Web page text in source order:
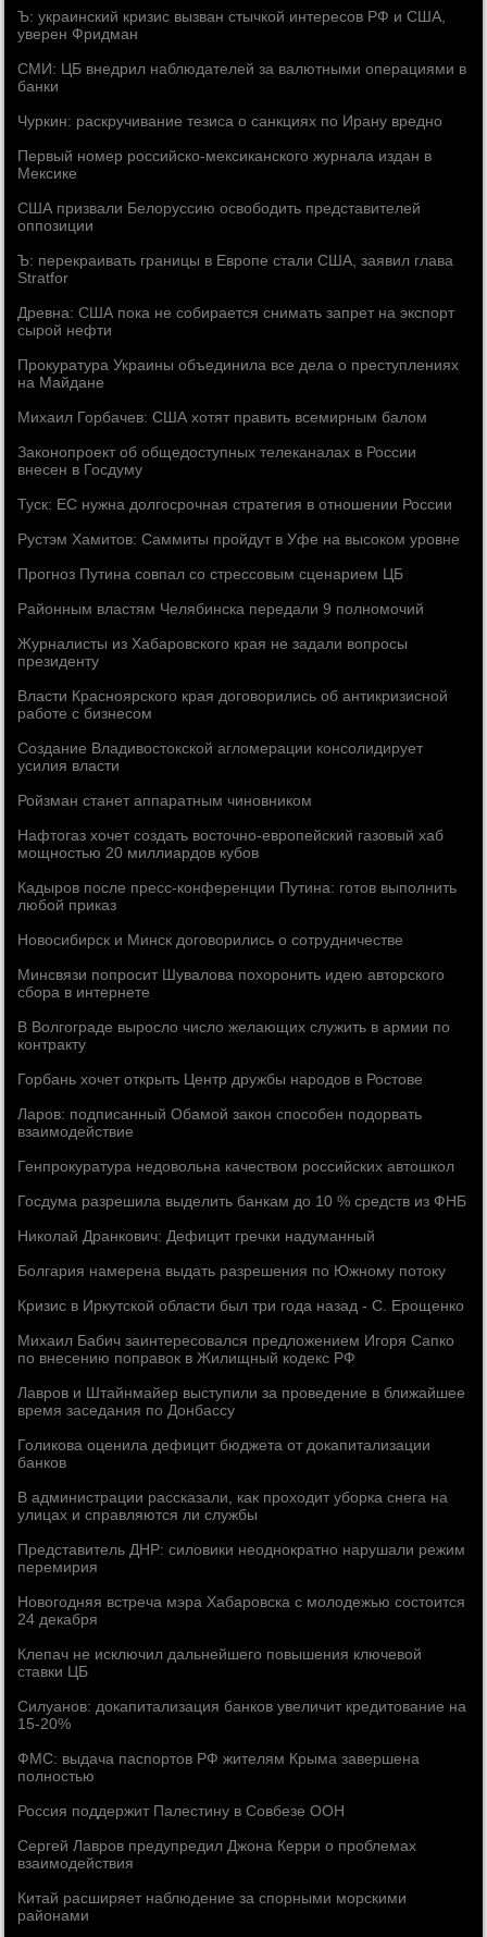
Ъ: украинский кризис вызван стычкой интересов РФ и США,
уверен Фридман
СМИ: ЦБ внедрил наблюдателей за валютными операциями в
банки
Чуркин: раскручивание тезиса о санкциях по Ирану вредно
Первый номер российско-мексиканского журнала издан в
Мексике
США призвали Белоруссию освободить представителей
оппозиции
Ъ: перекраивать границы в Европе стали США, заявил глава
Stratfor
Древна: США пока не собирается снимать запрет на экспорт
сырой нефти
Прокуратура Украины объединила все дела о преступлениях
на Майдане
Михаил Горбачев: США хотят править всемирным балом
Законопроект об общедоступных телеканалах в России
внесен в Госдуму
Туск: ЕС нужна долгосрочная стратегия в отношении России
Рустэм Хамитов: Саммиты пройдут в Уфе на высоком уровне
Прогноз Путина совпал со стрессовым сценарием ЦБ
Районным властям Челябинска передали 9 полномочий
Журналисты из Хабаровского края не задали вопросы
президенту
Власти Красноярского края договорились об антикризисной
работе с бизнесом
Создание Владивостокской агломерации консолидирует
усилия власти
Ройзман станет аппаратным чиновником
Нафтогаз хочет создать восточно-европейский газовый хаб
мощностью 20 миллиардов кубов
Кадыров после пресс-конференции Путина: готов выполнить
любой приказ
Новосибирск и Минск договорились о сотрудничестве
Минсвязи попросит Шувалова похоронить идею авторского
сбора в интернете
В Волгограде выросло число желающих служить в армии по
контракту
Горбань хочет открыть Центр дружбы народов в Ростове
Ларов: подписанный Обамой закон способен подорвать
взаимодействие
Генпрокуратура недовольна качеством российских автошкол
Госдума разрешила выделить банкам до 10 % средств из ФНБ
Николай Дранкович: Дефицит гречки надуманный
Болгария намерена выдать разрешения по Южному потоку
Кризис в Иркутской области был три года назад - С. Ерощенко
Михаил Бабич заинтересовался предложением Игоря Сапко
по внесению поправок в Жилищный кодекс РФ
Лавров и Штайнмайер выступили за проведение в ближайшее
время заседания по Донбассу
Голикова оценила дефицит бюджета от докапитализации
банков
В администрации рассказали, как проходит уборка снега на
улицах и справляются ли службы
Представитель ДНР: силовики неоднократно нарушали режим
перемирия
Новогодняя встреча мэра Хабаровска с молодежью состоится
24 декабря
Клепач не исключил дальнейшего повышения ключевой
ставки ЦБ
Силуанов: докапитализация банков увеличит кредитование на
15-20%
ФМС: выдача паспортов РФ жителям Крыма завершена
полностью
Россия поддержит Палестину в Совбезе ООН
Сергей Лавров предупредил Джона Керри о проблемах
взаимодействия
Китай расширяет наблюдение за спорными морскими
районами